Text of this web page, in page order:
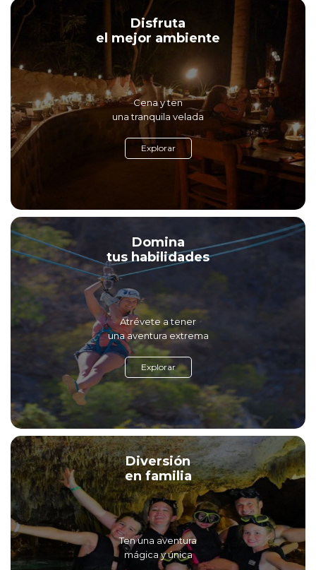
Disfruta
el mejor ambiente
Cena y ten
una tranquila velada
Explorar
Domina
tus habilidades
Atrévete a tener
una aventura extrema
Explorar
Diversión
en familia
Ten una aventura
mágica y única